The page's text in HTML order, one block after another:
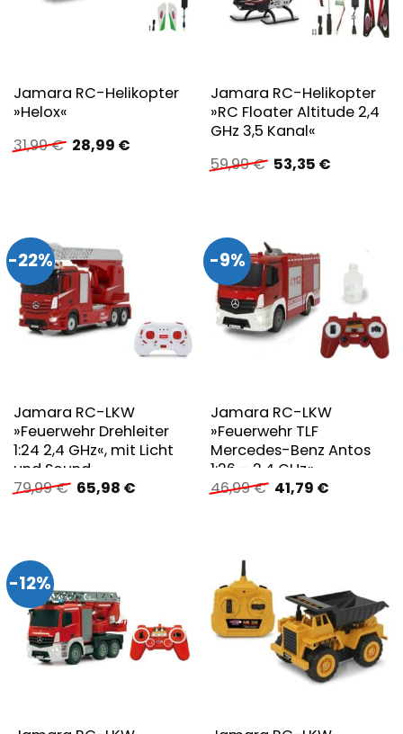
Jamara RC-Helikopter
»Helox«
31,99€ Ursprünglicher
Preis
28,99 €Aktueller
Jamara RC-Helikopter
»RC Floater Altitude 2,4
GHz 3,5 Kanal«
59,99€ Ursprünglicher
Preis
53,35 €Aktueller
-22%
Jamara RC-LKW
»Feuerwehr Drehleiter
1:24 2,4 GHz«, mit Licht
und Sound
79,99€ Ursprünglicher
Preis
65,98 €Aktueller
-9%
Jamara RC-LKW
»Feuerwehr TLF
Mercedes-Benz Antos
1:26 – 2,4 GHz«
46,99€ Ursprünglicher
Preis
41,79 €Aktueller
-12%